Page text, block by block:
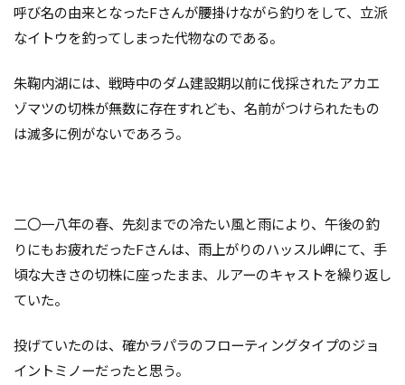
呼び名の由来となったFさんが腰掛けながら釣りをして、立派
なイトウを釣ってしまった代物なのである。
朱鞠内湖には、戦時中のダム建設期以前に伐採されたアカエ
ゾマツの切株が無数に存在すれども、名前がつけられたもの
は滅多に例がないであろう。
二〇一八年の春、先刻までの冷たい風と雨により、午後の釣
りにもお疲れだったFさんは、雨上がりのハッスル岬にて、手
頃な大きさの切株に座ったまま、ルアーのキャストを繰り返し
ていた。
投げていたのは、確かラパラのフローティングタイプのジョ
イントミノーだったと思う。